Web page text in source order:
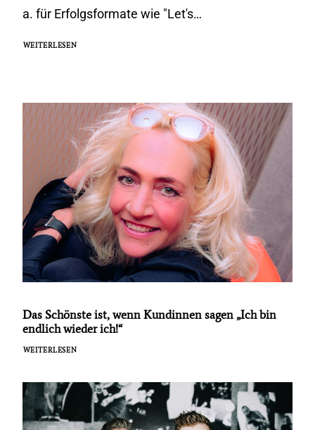
a. für Erfolgsformate wie "Let's…
WEITERLESEN
Das Schönste ist, wenn Kundinnen sagen „Ich bin
endlich wieder ich!“
WEITERLESEN